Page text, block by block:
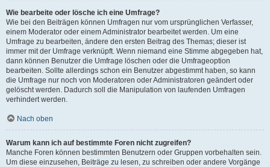
Wie bearbeite oder lösche ich eine Umfrage?
Wie bei den Beiträgen können Umfragen nur vom ursprünglichen Verfasser,
einem Moderator oder einem Administrator bearbeitet werden. Um eine
Umfrage zu bearbeiten, ändere den ersten Beitrag des Themas; dieser ist
immer mit der Umfrage verknüpft. Wenn niemand eine Stimme abgegeben hat,
dann können Benutzer die Umfrage löschen oder die Umfrageoption
bearbeiten. Sollte allerdings schon ein Benutzer abgestimmt haben, so kann
die Umfrage nur noch von Moderatoren oder Administratoren geändert oder
gelöscht werden. Dadurch soll die Manipulation von laufenden Umfragen
verhindert werden.
Nach oben
Warum kann ich auf bestimmte Foren nicht zugreifen?
Manche Foren können bestimmten Benutzern oder Gruppen vorbehalten sein.
Um diese einzusehen, Beiträge zu lesen, zu schreiben oder andere Vorgänge